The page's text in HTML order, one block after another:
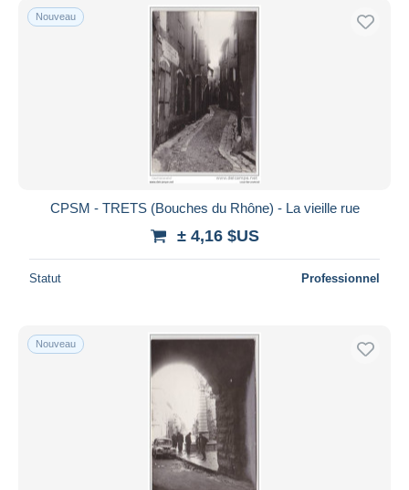
Nouveau
CPSM - TRETS (Bouches du Rhône) - La vieille rue
± 4,16 $US
Statut Professionnel
Nouveau